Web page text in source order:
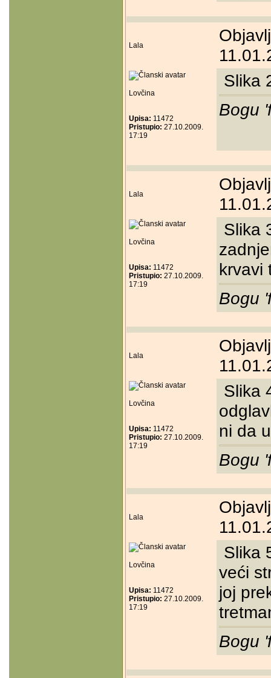
Lala
Lovčina
Upisa: 11472
Pristupio: 27.10.2009.
17:19
Slika
Bogu
Lala
Lovčina
Upisa: 11472
Pristupio: 27.10.2009.
17:19
Slika
krvavi
Bogu
Lala
Lovčina
Upisa: 11472
Pristupio: 27.10.2009.
17:19
Slika
ni da
Bogu
Lala
Lovčina
Upisa: 11472
Pristupio: 27.10.2009.
17:19
Slika
veći
joj
Bogu